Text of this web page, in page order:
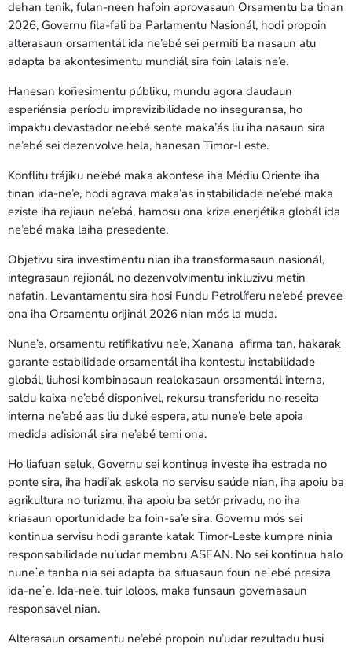
dehan tenik, fulan-neen hafoin aprovasaun Orsamentu ba tinan
2026, Governu fila-fali ba Parlamentu Nasionál, hodi propoin
alterasaun orsamentál ida ne’ebé sei permiti ba nasaun atu
adapta ba akontesimentu mundiál sira foin lalais ne’e.
Hanesan koñesimentu públiku, mundu agora daudaun
esperiénsia períodu imprevizibilidade no inseguransa, ho
impaktu devastador ne’ebé sente maka’ás liu iha nasaun sira
ne’ebé sei dezenvolve hela, hanesan Timor-Leste.
Konflitu trájiku ne’ebé maka akontese iha Médiu Oriente iha
tinan ida-ne’e, hodi agrava maka’as instabilidade ne’ebé maka
eziste iha rejiaun ne’ebá, hamosu ona krize enerjétika globál ida
ne’ebé maka laiha presedente.
Objetivu sira investimentu nian iha transformasaun nasionál,
integrasaun rejionál, no dezenvolvimentu inkluzivu metin
nafatin. Levantamentu sira hosi Fundu Petrolíferu ne’ebé prevee
ona iha Orsamentu orijinál 2026 nian mós la muda.
Nune’e, orsamentu retifikativu ne’e, Xanana afirma tan, hakarak
garante estabilidade orsamentál iha kontestu instabilidade
globál, liuhosi kombinasaun realokasaun orsamentál interna,
saldu kaixa ne’ebé disponivel, rekursu transferidu no reseita
interna ne’ebé aas liu duké espera, atu nune’e bele apoia
medida adisionál sira ne’ebé temi ona.
Ho liafuan seluk, Governu sei kontinua investe iha estrada no
ponte sira, iha hadi’ak eskola no servisu saúde nian, iha apoiu ba
agrikultura no turizmu, iha apoiu ba setór privadu, no iha
kriasaun oportunidade ba foin-sa’e sira. Governu mós sei
kontinua servisu hodi garante katak Timor-Leste kumpre ninia
responsabilidade nu’udar membru ASEAN. No sei kontinua halo
nuneʼe tanba nia sei adapta ba situasaun foun neʼebé presiza
ida-neʼe. Ida-ne’e, tuir loloos, maka funsaun governasaun
responsavel nian.
Alterasaun orsamentu ne’ebé propoin nu’udar rezultadu husi